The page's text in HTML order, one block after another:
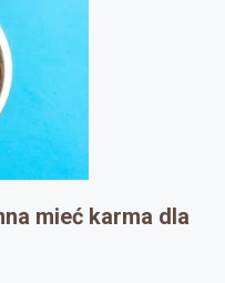
mieć karma dla